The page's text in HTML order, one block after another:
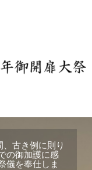
、古き例に則り
の御加護に感
儀を奉仕しま